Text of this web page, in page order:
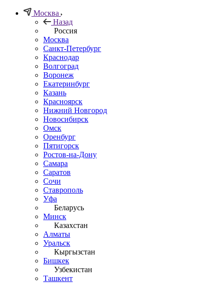
Москва
Назад
Россия
Москва
Санкт-Петербург
Краснодар
Волгоград
Воронеж
Екатеринбург
Казань
Красноярск
Нижний Новгород
Новосибирск
Омск
Оренбург
Пятигорск
Ростов-на-Дону
Самара
Саратов
Сочи
Ставрополь
Уфа
Беларусь
Минск
Казахстан
Алматы
Уральск
Кыргызстан
Бишкек
Узбекистан
Ташкент